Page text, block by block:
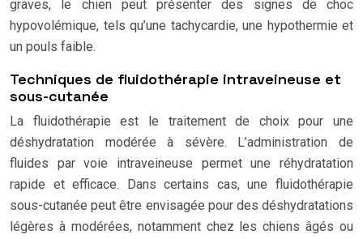
graves, le chien peut présenter des signes de choc
hypovolémique, tels qu’une tachycardie, une hypothermie et
un pouls faible.
Techniques de fluidothérapie intraveineuse et
sous-cutanée
La fluidothérapie est le traitement de choix pour une
déshydratation modérée à sévère. L’administration de
fluides par voie intraveineuse permet une réhydratation
rapide et efficace. Dans certains cas, une fluidothérapie
sous-cutanée peut être envisagée pour des déshydratations
légères à modérées, notamment chez les chiens âgés ou